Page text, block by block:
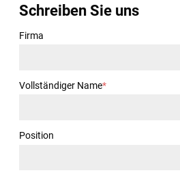
Schreiben Sie uns
Firma
Vollständiger Name*
Position